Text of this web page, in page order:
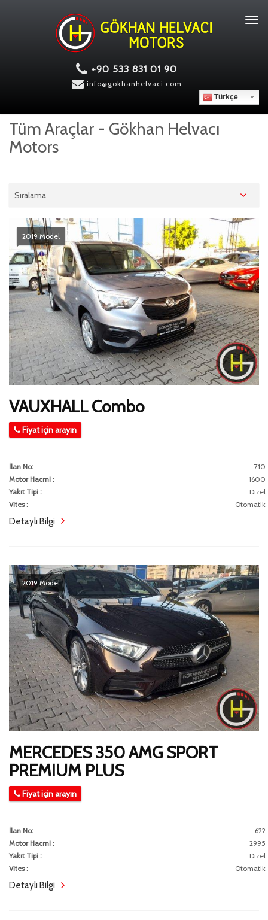
+90 533 831 01 90
info@gokhanhelvaci.com
Türkçe
Tüm Araçlar - Gökhan Helvacı
Motors
Sıralama
2019 Model
VAUXHALL Combo
Fiyat için arayın
İlan No:
710
Motor Hacmi :
1600
Yakıt Tipi :
Dizel
Vites :
Otomatik
Detaylı Bilgi
2019 Model
MERCEDES 350 AMG SPORT
PREMIUM PLUS
Fiyat için arayın
İlan No:
622
Motor Hacmi :
2995
Yakıt Tipi :
Dizel
Vites :
Otomatik
Detaylı Bilgi